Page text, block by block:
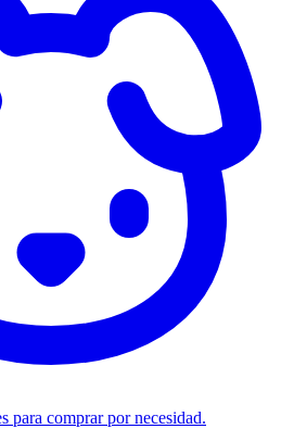
para comprar por necesidad.